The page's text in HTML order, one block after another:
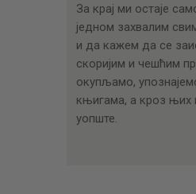
За крај ми остаје
једном захвалим
и да кажем да се
скоријим и чешћим
окупљамо,
књигама, а кроз њих
уопште.